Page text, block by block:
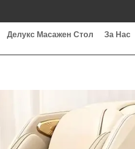
Делукс Масажен Стол За Нас